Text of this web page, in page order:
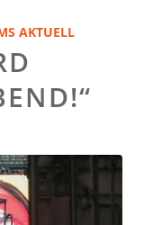
AKTUELL